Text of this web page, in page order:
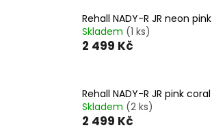
Rehall NADY-R JR neon pink
Skladem (1 ks)
2 499 Kč
Rehall NADY-R JR pink coral
Skladem (2 ks)
2 499 Kč